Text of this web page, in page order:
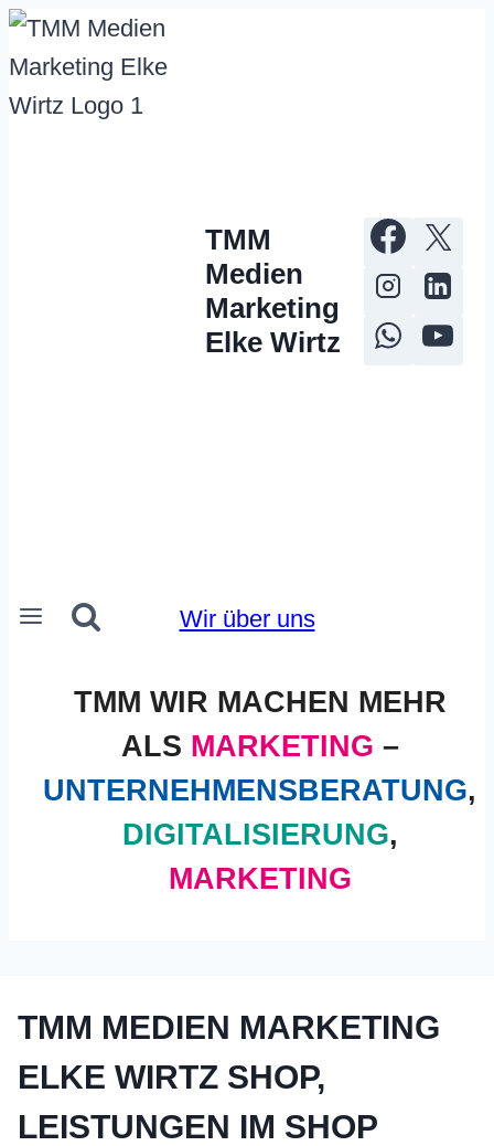
Zum
Inhalt
springen
TMM
Medien
Marketing
Elke Wirtz
Wir über uns
TMM WIR MACHEN MEHR
ALS MARKETING –
UNTERNEHMENSBERATUNG,
DIGITALISIERUNG,
MARKETING
TMM MEDIEN MARKETING
ELKE WIRTZ SHOP,
LEISTUNGEN IM SHOP